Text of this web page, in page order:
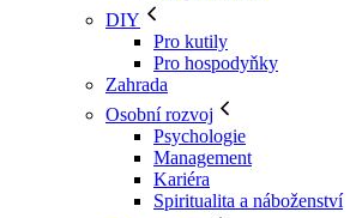
DIY
Pro kutily
Pro hospodyňky
Zahrada
Osobní rozvoj
Psychologie
Management
Kariéra
Spiritualita a náboženství